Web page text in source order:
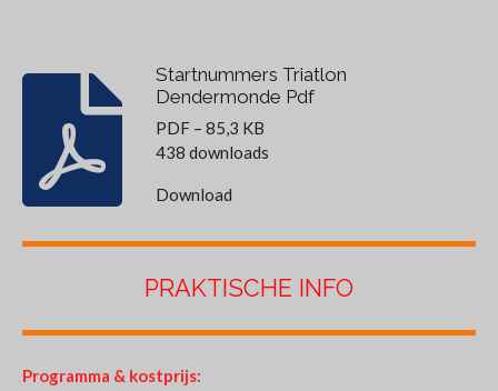
Startnummers Triatlon
Dendermonde Pdf
PDF – 85,3 KB
438 downloads
Download
PRAKTISCHE INFO
Programma & kostprijs: